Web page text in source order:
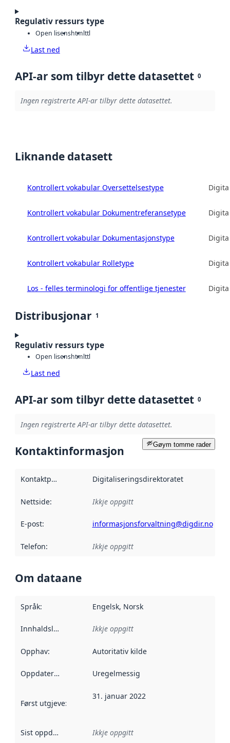
Regulativ ressurs type
Open lisenshtmlttl
Last ned
API-ar som tilbyr dette datasettet 0
Ingen registrerte API-ar tilbyr dette datasettet.
Liknande datasett
Kontrollert vokabular Oversettelsestype
Kontrollert vokabular Dokumentreferansetype
Kontrollert vokabular Dokumentasjonstype
Kontrollert vokabular Rolletype
Los - felles terminologi for offentlige tjenester
Distribusjonar 1
Regulativ ressurs type
Open lisenshtmlttl
Last ned
API-ar som tilbyr dette datasettet 0
Ingen registrerte API-ar tilbyr dette datasettet.
Gøym tomme rader
Kontaktinformasjon
Kontaktpunkt Digitaliseringsdirektoratet
Nettside: Ikkje oppgitt
E-post: informasjonsforvaltning@digdir.no
Telefon: Ikkje oppgitt
Om dataane
Språk: Engelsk, Norsk
Innhaldsleverandørar :
Ikkje oppgitt
Opphav: Autoritativ kilde
Oppdateringsfrekvens :
Uregelmessig
Først utgjeve: Denne datoen seier når dataa i dette
31. januar 2022
Sist oppdatert Ikkje oppgitt